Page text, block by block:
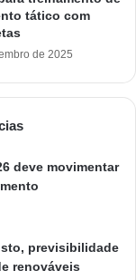
tático com
de 2025
deve movimentar
previsibilidade
renováveis